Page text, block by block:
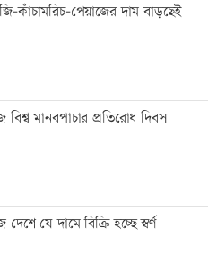
সনদের প্রত্যেক অক্ষর বাস্তবায়ন করা
পানিসম্পদ প্রতিমন্ত্রী
হত্যাকাণ্ডের বিচারে দাবিতে
র‍্যালি
কাঁচামরিচ-পেয়াজের দাম বাড়ছেই
মানবপাচার প্রতিরোধ দিবস
যে দামে বিক্রি হচ্ছে স্বর্ণ